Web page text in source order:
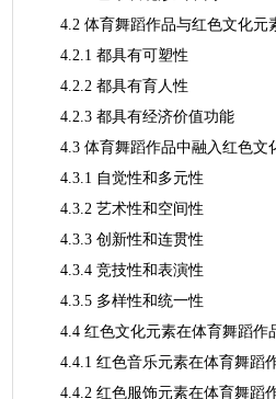
4.2 体育舞蹈作品与红色文化元
4.2.1 都具有可塑性
4.2.2 都具有育人性
4.2.3 都具有经济价值功能
4.3 体育舞蹈作品中融入红色文
4.3.1 自觉性和多元性
4.3.2 艺术性和空间性
4.3.3 创新性和连贯性
4.3.4 竞技性和表演性
4.3.5 多样性和统一性
4.4 红色文化元素在体育舞蹈作
4.4.1 红色音乐元素在体育舞蹈
4.4.2 红色服饰元素在体育舞蹈